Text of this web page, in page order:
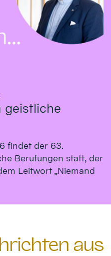
:
geistliche
findet der 63.
Berufungen statt, der
Leitwort „Niemand
aus